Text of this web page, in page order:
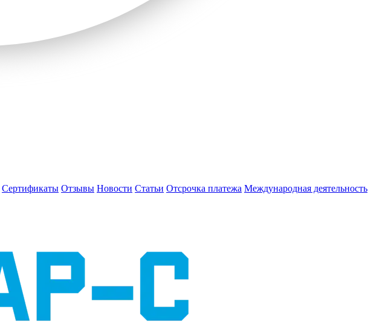
Сертификаты Отзывы Новости Статьи Отсрочка платежа Международная деятельность